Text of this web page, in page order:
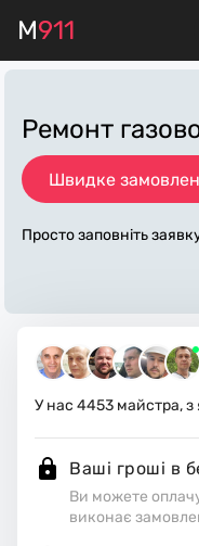
M911
Ремонт
Швидке
Просто заповніть
питання по «ремонт
иконавці стежать за
У нас 4453 майстра, з
Ваші гроші в
Ви можете
виконає